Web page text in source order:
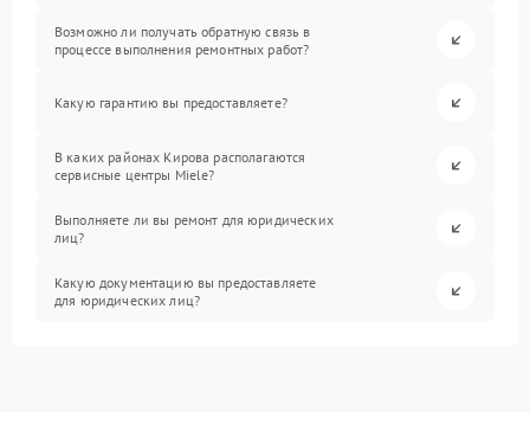
Возможно ли получать обратную связь в
процессе выполнения ремонтных работ?
Какую гарантию вы предоставляете?
В каких районах Кирова располагаются
сервисные центры Miele?
Выполняете ли вы ремонт для юридических
лиц?
Какую документацию вы предоставляете
для юридических лиц?